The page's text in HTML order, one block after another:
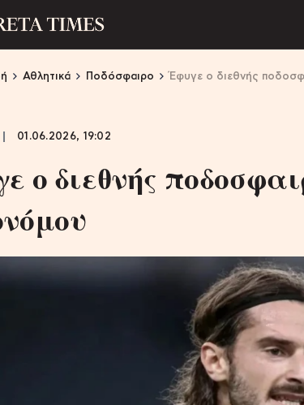
Αθλητικά Ποδόσφαιρο Έφυγε ο διεθνής
01.06.2026, 19:02
ο διεθνής